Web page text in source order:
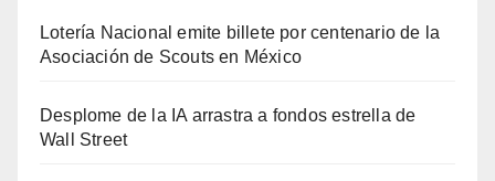
Lotería Nacional emite billete por centenario de la
Asociación de Scouts en México
Desplome de la IA arrastra a fondos estrella de
Wall Street